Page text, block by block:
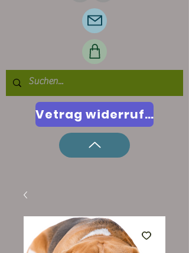
Vetrag widerrufen